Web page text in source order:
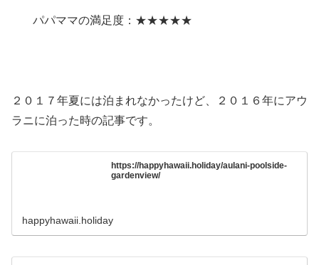
パパママの満足度：★★★★★
２０１７年夏には泊まれなかったけど、２０１６年にアウ
ラニに泊った時の記事です。
https://happyhawaii.holiday/aulani-poolside-
gardenview/
happyhawaii.holiday